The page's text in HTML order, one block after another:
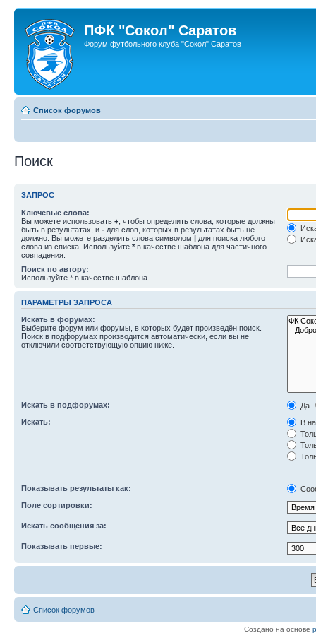
ПФК "Сокол" Саратов
Форум футбольного клуба "Сокол" Саратов
Список форумов
Поиск
ЗАПРОС
Ключевые слова:
Вы можете использовать + , чтобы определить слова, которые должны
быть в результатах, и - для слов, которых в результатах быть не
должно. Вы можете разделить слова символом | для поиска любого
слова из списка. Используйте * в качестве шаблона для частичного
совпадения.
Поиск по автору:
Используйте * в качестве шаблона.
ПАРАМЕТРЫ ЗАПРОСА
Искать в форумах:
Выберите форум или форумы, в которых будет произведён поиск.
Поиск в подфорумах производится автоматически, если вы не
отключили соответствующую опцию ниже.
Искать в подфорумах:
Да
Искать:
В
Показывать результаты как:
Поле сортировки:
Искать сообщения за:
Показывать первые:
Список форумов
Создано на основе